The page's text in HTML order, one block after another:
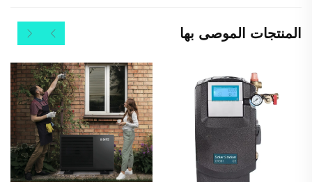
المنتجات الموصى بها